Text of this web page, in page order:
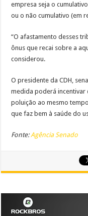
empresa seja o
ou o não cumulativo (em
“O afastamento desses
ônus que recai sobre a
considerou.
O presidente da CDH,
medida poderá incentivar
poluição ao mesmo
que faz bem à saúde do
Fonte:Agência Senado